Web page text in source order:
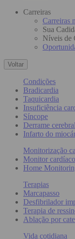
Carreiras
Carreiras
Sua
Níveis de
Voltar
Condições
Bradicardia
Taquicardia
Insuficiência
Síncope
Derrame cerebral
Infarto do
Monitorização
Monitor
Home
Terapias
Marcapasso
Desfibrilador
Terapia de
Ablação por
Vida cotidiana